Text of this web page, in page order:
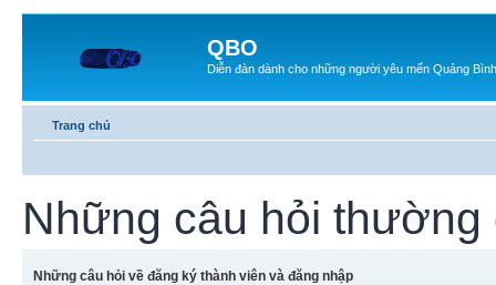
QBO
Diễn đàn dành cho những người yêu mến Quảng Bình
Trang chủ
Những câu hỏi thường
Những câu hỏi về đăng ký thành viên và đăng nhập